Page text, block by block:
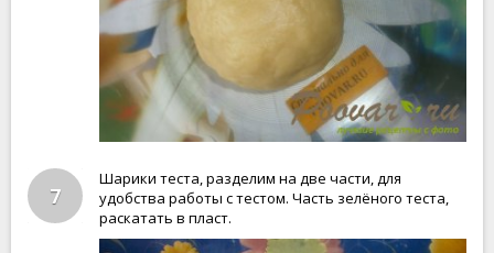
7
Шарики теста, разделим на две части, для
удобства работы с тестом. Часть зелёного теста,
раскатать в пласт.